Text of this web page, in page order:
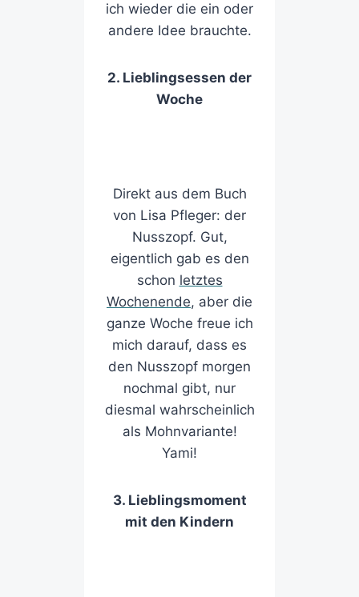
ich wieder die ein oder
andere Idee brauchte.
2. Lieblingsessen der
Woche
Direkt aus dem Buch
von Lisa Pfleger: der
Nusszopf. Gut,
eigentlich gab es den
schon letztes
Wochenende, aber die
ganze Woche freue ich
mich darauf, dass es
den Nusszopf morgen
nochmal gibt, nur
diesmal wahrscheinlich
als Mohnvariante!
Yami!
3. Lieblingsmoment
mit den Kindern